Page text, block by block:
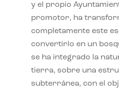
y el propio
promotor, ha
completamente este
convertirlo en un
se ha integrado la
tierra, sobre una
subterránea, con el